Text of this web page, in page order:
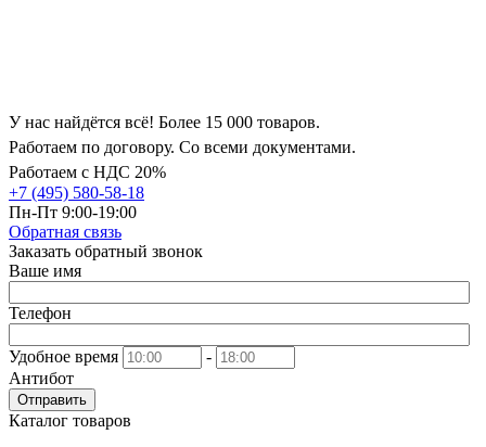
У нас найдётся всё! Более 15 000 товаров.
Работаем по договору. Со всеми документами.
Работаем с НДС 20%
+7 (495) 580-58-18
Пн-Пт 9:00-19:00
Обратная связь
Заказать обратный звонок
Ваше имя
Телефон
Удобное время
-
Антибот
Отправить
Каталог товаров